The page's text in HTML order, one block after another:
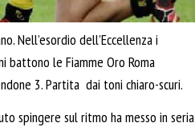
Nell’esordio dell’Eccellenza i
battono le Fiamme Oro Roma
3. Partita dai toni chiaro-scuri.
spingere sul ritmo ha messo in seria